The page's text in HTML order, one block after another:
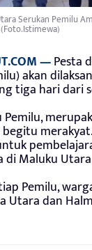
Serukan Pemilu
(Foto.Istimewa)
—Pesta
akan
tiga hari dari
di Maluku
Pemilu,
Utara dan